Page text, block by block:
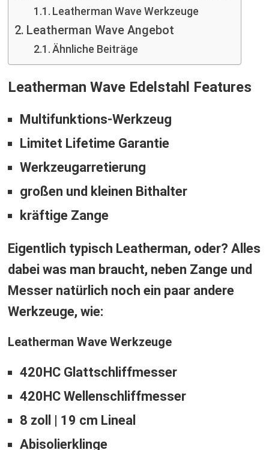
Leatherman Wave Werkzeuge
Leatherman Wave Angebot
Ähnliche Beiträge
Leatherman Wave Edelstahl Features
Multifunktions-Werkzeug
Limitet Lifetime Garantie
Werkzeugarretierung
großen und kleinen Bithalter
kräftige Zange
Eigentlich typisch Leatherman, oder? Alles
dabei was man braucht, neben Zange und
Messer natürlich noch ein paar andere
Werkzeuge, wie:
Leatherman Wave Werkzeuge
420HC Glattschliffmesser
420HC Wellenschliffmesser
8 zoll | 19 cm Lineal
Abisolierklinge